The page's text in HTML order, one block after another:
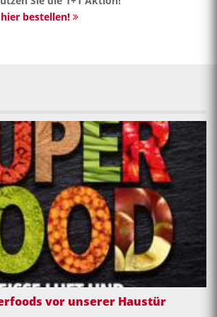
hier bestellen!
vor unserer Haustür